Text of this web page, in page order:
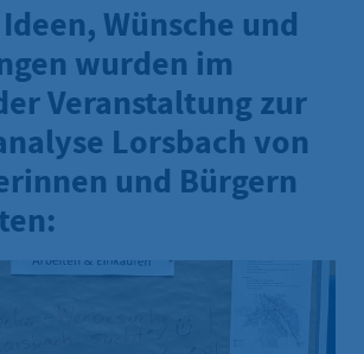
Wünsche und
wurden im
Veranstaltung zur
Lorsbach von
und Bürgern